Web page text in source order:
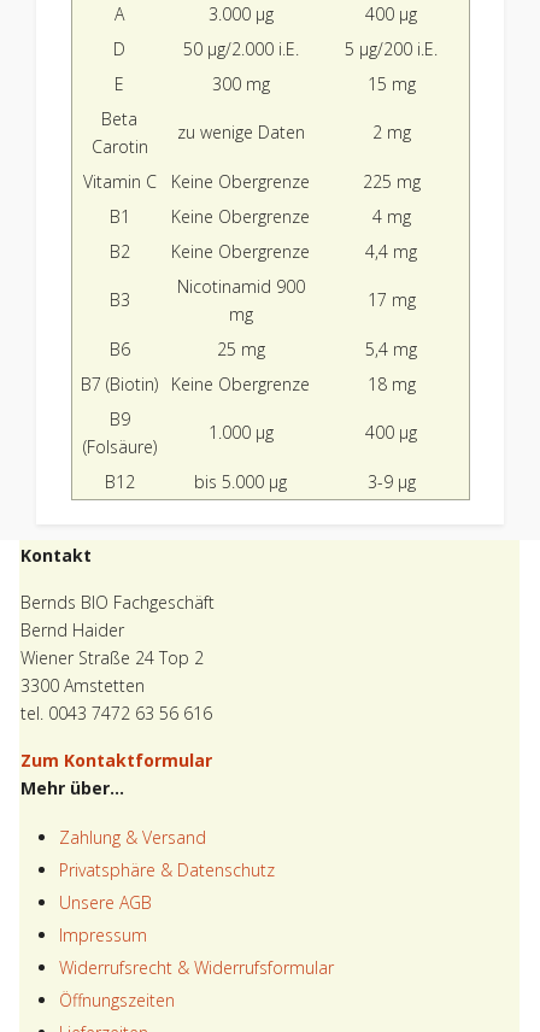
A
3.000 µg
400 µg
D
50 µg/2.000 i.E.
5 µg/200 i.E.
E
300 mg
15 mg
Beta
Carotin
zu wenige Daten 2 mg
Vitamin C Keine Obergrenze
225 mg
B1
Keine Obergrenze
4 mg
B2
Keine Obergrenze 4,4 mg
B3
Nicotinamid 900
mg
17 mg
B6 25 mg
5,4 mg
B7 (Biotin)
Keine Obergrenze
18 mg
B9
(Folsäure)
1.000 µg 400 µg
B12 bis 5.000 µg 3-9 µg
Kontakt
Bernds BIO Fachgeschäft
Bernd Haider
Wiener Straße 24 Top 2
3300 Amstetten
tel. 0043 7472 63 56 616
Zum Kontaktformular
Mehr über...
Zahlung & Versand
Privatsphäre & Datenschutz
Unsere AGB
Impressum
Widerrufsrecht & Widerrufsformular
Öffnungszeiten